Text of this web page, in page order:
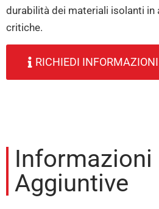
durabilità dei materiali isolanti
critiche.
RICHIEDI INFORMAZIONI
Informazioni
Aggiuntive